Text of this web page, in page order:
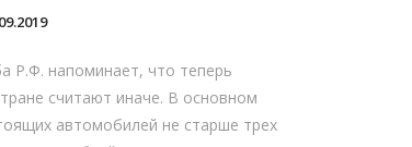
Р.Ф. напоминает, что теперь
считают иначе. В основном
автомобилей не старше трех